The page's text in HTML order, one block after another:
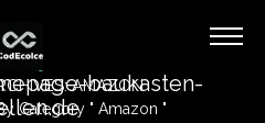
baukasten-
AMAZON
Category " Amazon "